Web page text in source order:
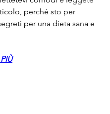
perché sto per
per una dieta sana e